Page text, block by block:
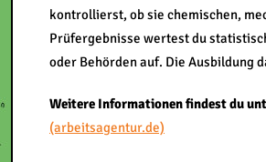
kontrollierst, ob sie chemischen,
Prüfergebnisse wertest du
oder Behörden auf. Die Ausbildung
Weitere Informationen findest du
(arbeitsagentur.de)